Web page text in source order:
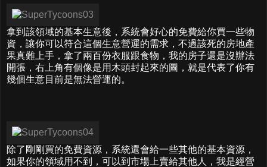
拿到該領域的基本生意後，系統會好心的免費給你買一些物
資，讓你可以符合這個生意營運的需求，不過該死的房地產
果真難上手，拿了兩百份衣服跟食物，我的房子還是沒辦法
開張，右上角有個像是用木頭封起來的圖，就是代表了你有
幾個生意目前是無法營運的。
除了剛剛買的免費資源，系統還會給一些其他的基本資源，
如果你的領域用不到，可以到市場上賣給其他人，我是經營